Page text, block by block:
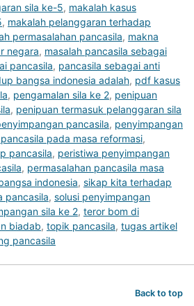
sila ke-5, makalah kasus
, makalah pelanggaran terhadap
permasalahan pancasila, makna
negara, masalah pancasila sebagai
pancasila, pancasila sebagai anti
bangsa indonesia adalah, pdf kasus
, pengamalan sila ke 2, penipuan
, penipuan termasuk pelanggaran sila
pancasila, penyimpangan
pada masa reformasi,
pancasila, peristiwa penyimpangan
, permasalahan pancasila masa
indonesia, sikap kita terhadap
pancasila, solusi penyimpangan
sila ke 2, teror bom di
biadab, topik pancasila, tugas artikel
pancasila
Back to top